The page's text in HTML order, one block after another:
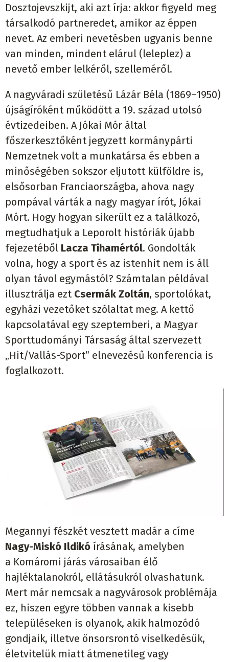
Dosztojevszkijt, aki azt írja: akkor figyeld meg
társalkodó partneredet, amikor az éppen
nevet. Az emberi nevetésben ugyanis benne
van minden, mindent elárul (leleplez) a
nevető ember lelkéről, szelleméről.
A nagyváradi születésű Lázár Béla (1869–1950)
újságíróként működött a 19. század utolsó
évtizedeiben. A Jókai Mór által
főszerkesztőként jegyzett kormánypárti
Nemzetnek volt a munkatársa és ebben a
minőségében sokszor eljutott külföldre is,
elsősorban Franciaországba, ahova nagy
pompával várták a nagy magyar írót, Jókai
Mórt. Hogy hogyan sikerült ez a találkozó,
megtudhatjuk a Leporolt históriák újabb
fejezetéből Lacza Tihamértól. Gondolták
volna, hogy a sport és az istenhit nem is áll
olyan távol egymástól? Számtalan példával
illusztrálja ezt Csermák Zoltán, sportolókat,
egyházi vezetőket szólaltat meg. A kettő
kapcsolatával egy szeptemberi, a Magyar
Sporttudományi Társaság által szervezett
„Hit/Vallás-Sport” elnevezésű konferencia is
foglalkozott.
Megannyi fészkét vesztett madár a címe
Nagy-Miskó Ildikó írásának, amelyben
a Komáromi járás városaiban élő
hajléktalanokról, ellátásukról olvashatunk.
Mert már nemcsak a nagyvárosok problémája
ez, hiszen egyre többen vannak a kisebb
településeken is olyanok, akik halmozódó
gondjaik, illetve önsorsrontó viselkedésük,
életvitelük miatt átmenetileg vagy